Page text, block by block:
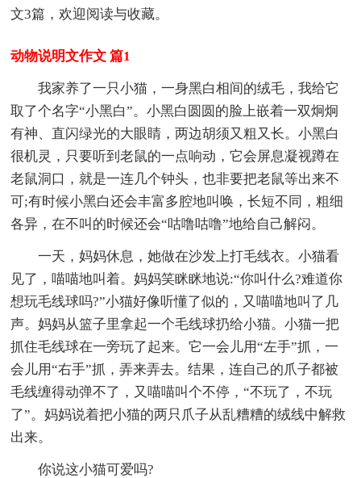
文3篇，欢迎阅读与收藏。
动物说明文作文 篇1
我家养了一只小猫，一身黑白相间的绒毛，我给它
取了个名字“小黑白”。小黑白圆圆的脸上嵌着一双炯炯
有神、直闪绿光的大眼睛，两边胡须又粗又长。小黑白
很机灵，只要听到老鼠的一点响动，它会屏息凝视蹲在
老鼠洞口，就是一连几个钟头，也非要把老鼠等出来不
可;有时候小黑白还会丰富多腔地叫唤，长短不同，粗细
各异，在不叫的时候还会“咕噜咕噜”地给自己解闷。
一天，妈妈休息，她做在沙发上打毛线衣。小猫看
见了，喵喵地叫着。妈妈笑眯眯地说:“你叫什么?难道你
想玩毛线球吗?”小猫好像听懂了似的，又喵喵地叫了几
声。妈妈从篮子里拿起一个毛线球扔给小猫。小猫一把
抓住毛线球在一旁玩了起来。它一会儿用“左手”抓，一
会儿用“右手”抓，弄来弄去。结果，连自己的爪子都被
毛线缠得动弹不了，又喵喵叫个不停，“不玩了，不玩
了”。妈妈说着把小猫的两只爪子从乱糟糟的绒线中解救
出来。
你说这小猫可爱吗?